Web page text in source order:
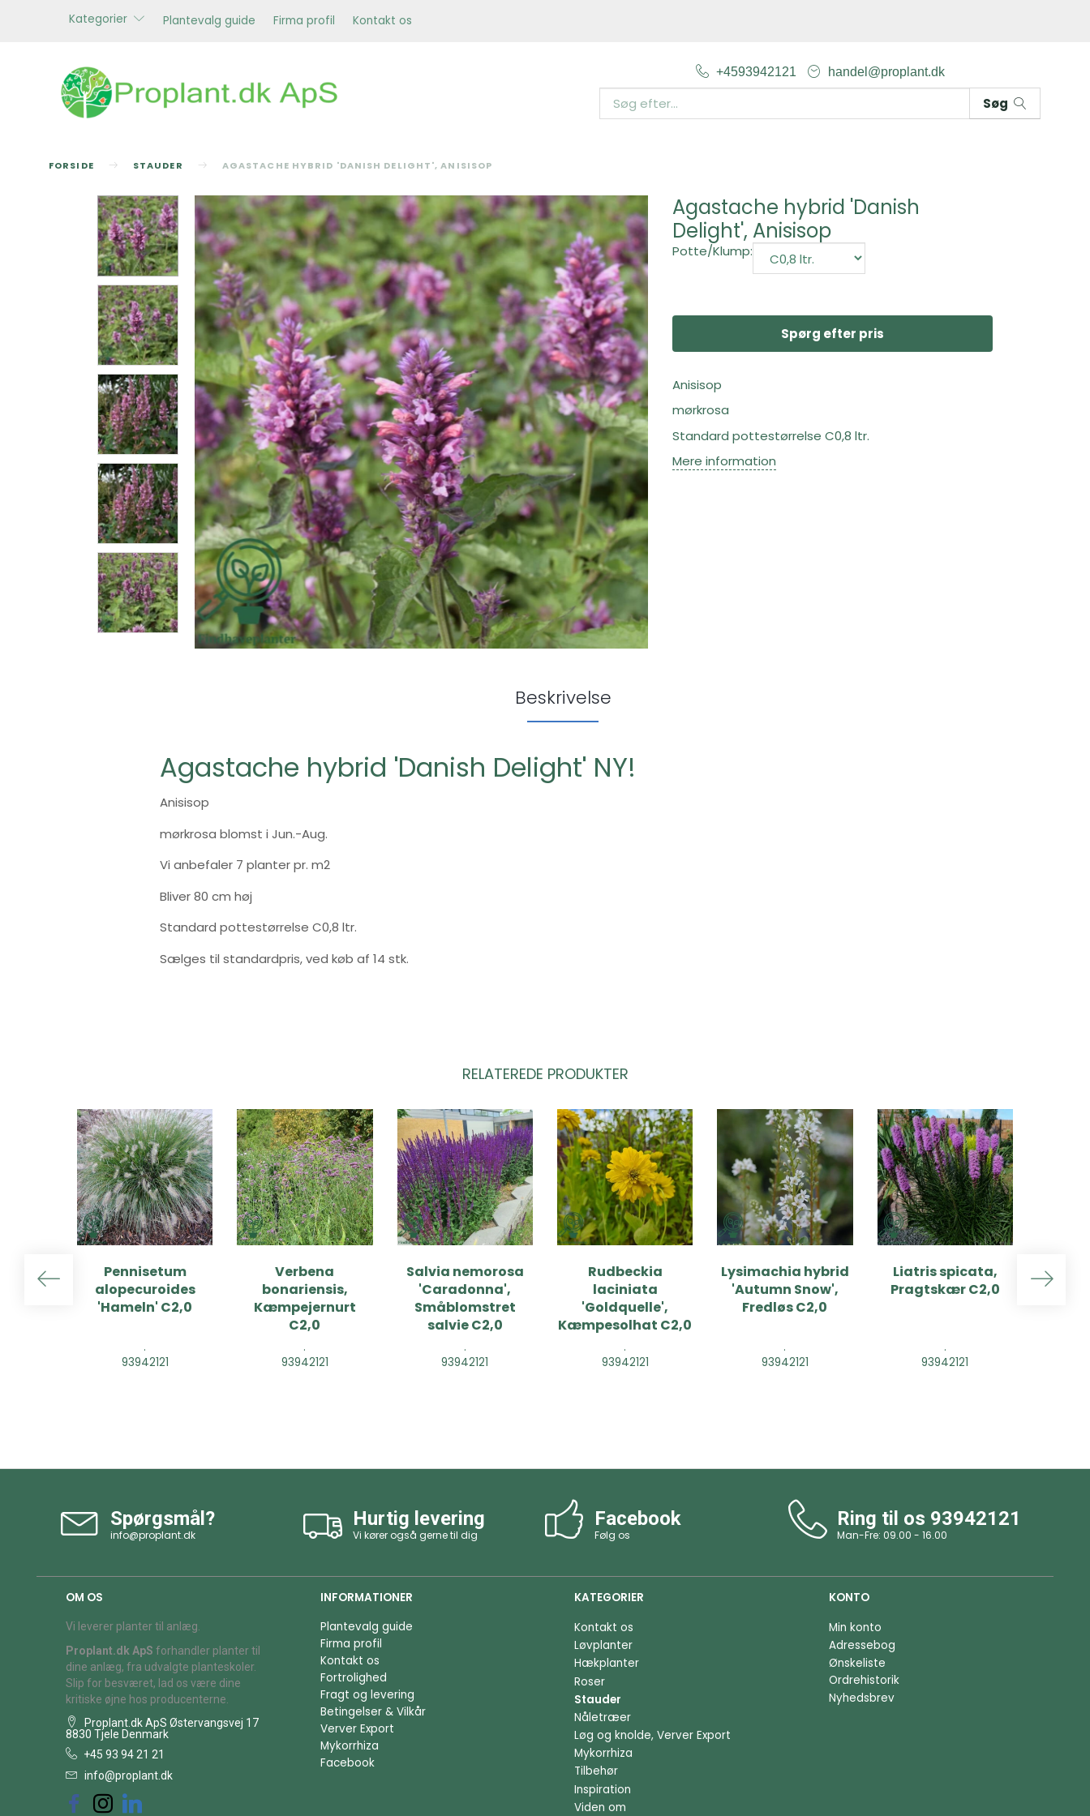
Kategorier Plantevalg guide Firma profil Kontakt os
+4593942121 handel@proplant.dk
Søg
FORSIDE STAUDER AGASTACHE HYBRID 'DANISH DELIGHT', ANISISOP
Agastache hybrid 'Danish
Delight', Anisisop
Potte/Klump:
Spørg efter pris
Anisisop
mørkrosa
Standard pottestørrelse C0,8 ltr.
Mere information
Beskrivelse
Agastache hybrid 'Danish Delight' NY!
Anisisop
mørkrosa blomst i Jun.-Aug.
Vi anbefaler 7 planter pr. m2
Bliver 80 cm høj
Standard pottestørrelse C0,8 ltr.
Sælges til standardpris, ved køb af 14 stk.
RELATEREDE PRODUKTER
Pennisetum
alopecuroides
'Hameln' C2,0
.
93942121
Verbena
bonariensis,
Kæmpejernurt
C2,0
.
93942121
Salvia nemorosa
'Caradonna',
Småblomstret
salvie C2,0
.
93942121
Rudbeckia
laciniata
'Goldquelle',
Kæmpesolhat C2,0
.
93942121
Lysimachia hybrid
'Autumn Snow',
Fredløs C2,0
.
93942121
Liatris spicata,
Pragtskær C2,0
.
93942121
Spørgsmål?
info@proplant.dk
Hurtig levering
Vi kører også gerne til dig
Facebook
Følg os
Ring til os 93942121
Man-Fre: 09.00 - 16.00
OM OS
Vi leverer planter til anlæg.
Proplant.dk ApS forhandler planter til
dine anlæg, fra udvalgte planteskoler.
Slip for besværet, lad os være dine
kritiske øjne hos producenterne.
Proplant.dk ApS Østervangsvej 17
8830 Tjele Denmark
+45 93 94 21 21
info@proplant.dk
INFORMATIONER
Plantevalg guide
Firma profil
Kontakt os
Fortrolighed
Fragt og levering
Betingelser & Vilkår
Verver Export
Mykorrhiza
Facebook
KATEGORIER
Kontakt os
Løvplanter
Hækplanter
Roser
Stauder
Nåletræer
Løg og knolde, Verver Export
Mykorrhiza
Tilbehør
Inspiration
Viden om
KONTO
Min konto
Adressebog
Ønskeliste
Ordrehistorik
Nyhedsbrev